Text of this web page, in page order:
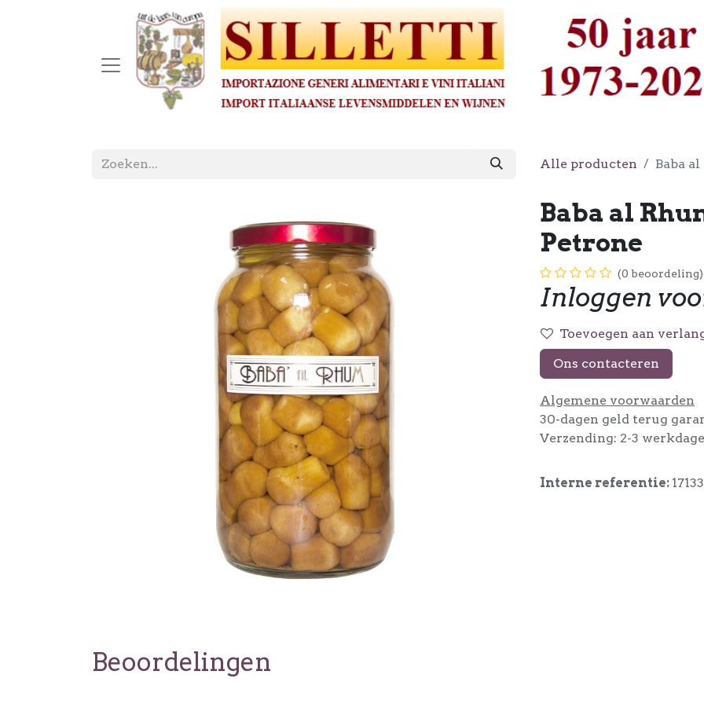
Alle producten Baba
Baba al
Petrone
(0 beoordeling)
Inloggen
Toevoegen aan
Ons contacteren
Algemene voorwaarden
30-dagen geld terug
Verzending: 2-3
Interne referentie: 17133
Beoordelingen